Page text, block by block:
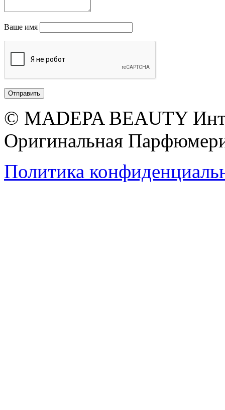
Ваше имя
© MADEPA BEAUTY
Оригинальная
Политика